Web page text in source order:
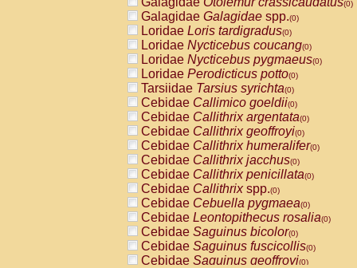
(0)
Galagidae Galagidae spp.(0)
Loridae Loris tardigradus(0)
Loridae Nycticebus coucang(0)
Loridae Nycticebus pygmaeus(0)
Loridae Perodicticus potto(0)
Tarsiidae Tarsius syrichta(0)
Cebidae Callimico goeldii(0)
Cebidae Callithrix argentata(0)
Cebidae Callithrix geoffroyi(0)
Cebidae Callithrix humeralifer(0)
Cebidae Callithrix jacchus(0)
Cebidae Callithrix penicillata(0)
Cebidae Callithrixspp.(0)
Cebidae Cebuella pygmaea(0)
Cebidae Leontopithecus rosalia(0)
Cebidae Saguinus bicolor(0)
Cebidae Saguinus fuscicollis(0)
Cebidae Saguinus geoffroyi(0)